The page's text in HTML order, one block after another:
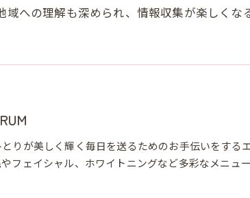
への理解も深められ、情報収集が楽しくな
りが美しく輝く毎日を送るためのお手伝いをす
フェイシャル、ホワイトニングなど多彩なメニュ